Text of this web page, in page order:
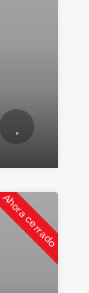
Ahora cerrado